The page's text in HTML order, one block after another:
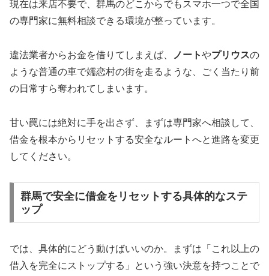
現在は来店不要で、群馬のどこからでもスマホ一つで全国
の専門家に無料相談できる環境が整っています。
違法業者からお金を借りてしまえば、 ノートやプリウスの
ような普通の車で嬬恋村の街を走るような、ごく当たり前
の日常すら奪われてしまいます。
甘い罠には絶対に手を出さず、まずは専門家へ相談して、
借金を根本からリセットする安全なルートへと進路を変更
してください。
群馬で安全に借金をリセットする具体的なステ
ップ
では、具体的にどう動けばいいのか。まずは「これ以上の
借入を完全にストップする」という強い決意を持つことで